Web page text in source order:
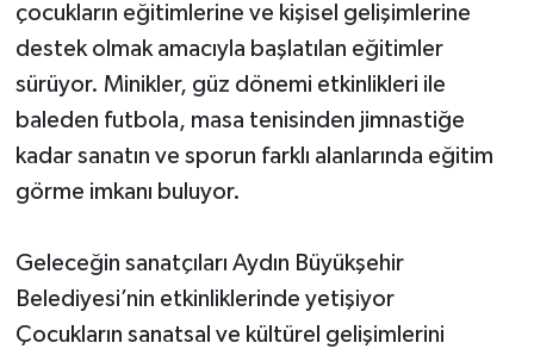
çocukların eğitimlerine ve kişisel gelişimlerine
destek olmak amacıyla başlatılan eğitimler
sürüyor. Minikler, güz dönemi etkinlikleri ile
baleden futbola, masa tenisinden jimnastiğe
kadar sanatın ve sporun farklı alanlarında eğitim
görme imkanı buluyor.
Geleceğin sanatçıları Aydın Büyükşehir
Belediyesi’nin etkinliklerinde yetişiyor
Çocukların sanatsal ve kültürel gelişimlerini
ÖZEL HABER
SAĞLIK
SİYASET
SPOR
TEKNOLOJİ